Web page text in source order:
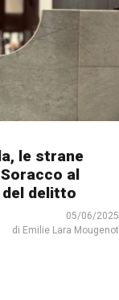
le strane
al
delitto
05/06/2025
di Emilie Lara Mougenot